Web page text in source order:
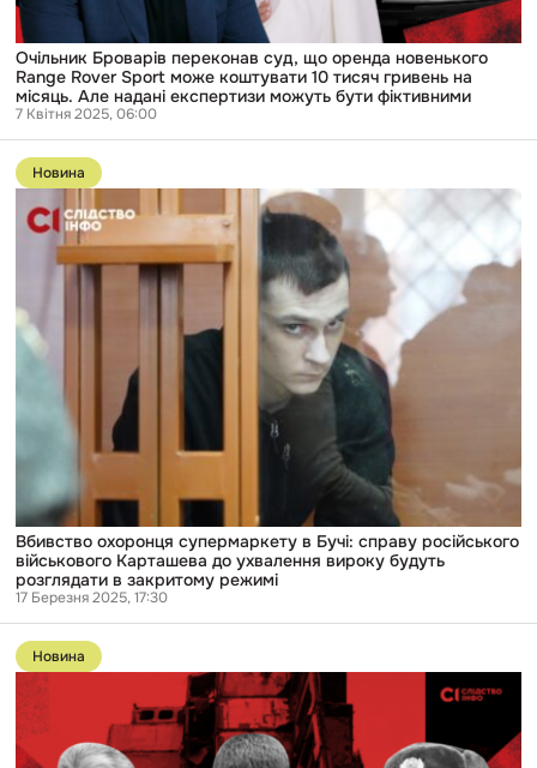
коштувати
тисяч
гривень
на
місяць.
надані
експертизи
можуть
бути
фіктивними
Очільник Броварів переконав суд, що оренда новенького
Range Rover Sport може коштувати 10 тисяч гривень на
місяць. Але надані експертизи можуть бути фіктивними
7 Квітня 2025, 06:00
Перейти
до
публікації
Вбивство
охоронця
супермаркету
справу
російського
військового
Карташева
до
ухвалення
вироку
розглядати
закритому
режимі
Новина
Вбивство охоронця супермаркету в Бучі: справу російського
військового Карташева до ухвалення вироку будуть
розглядати в закритому режимі
17 Березня 2025, 17:30
Перейти
до
публікації
вбивствах
та
знущаннях
Новина